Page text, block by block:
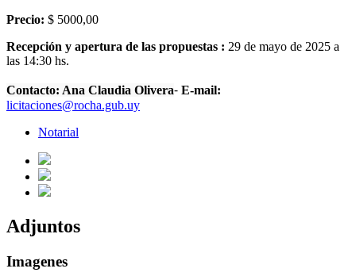
Precio: $ 5000,00
Recepción y apertura de las propuestas : 29 de mayo de 2025 a
las 14:30 hs.
Contacto: Ana Claudia Olivera- E-mail:
licitaciones@rocha.gub.uy
Notarial
Adjuntos
Imagenes